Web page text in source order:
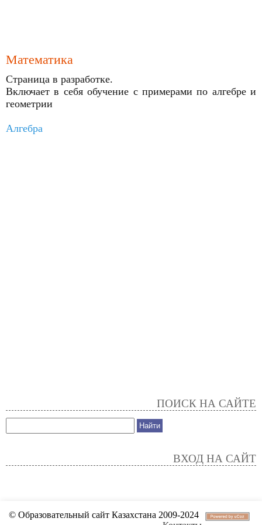
Математика
Страница в разработке.
Включает в себя обучение с примерами по алгебре и
геометрии
Алгебра
ПОИСК НА САЙТЕ
ВХОД НА САЙТ
© Образовательный сайт Казахстана 2009-2024